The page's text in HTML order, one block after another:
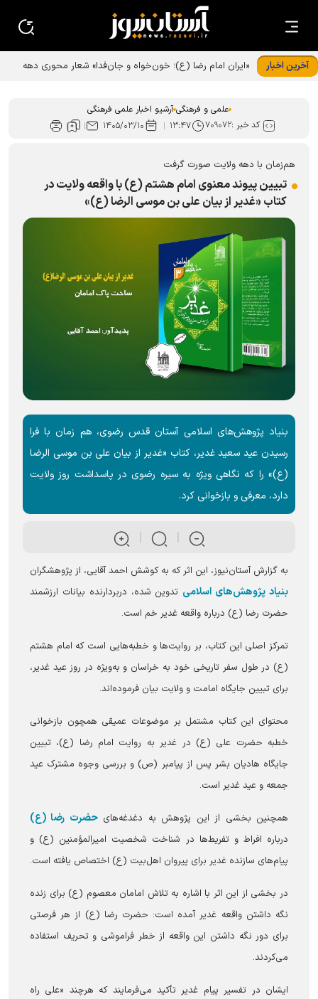
آخرین اخبار
«ایران امام رضا (ع)؛ خون‌خواه و جان‌فدا» شعار محوری دهه
علمی و فرهنگی آرشیو اخبار علمی فرهنگی
کد خبر :۷۰۹۰۷۲ ۱۳:۴۷ ۱۴۰۵/۰۳/۱۰
هم‌زمان با دهه ولایت صورت گرفت
تبیین پیوند معنوی امام هشتم (ع) با واقعه ولایت در
کتاب «غدیر از بیان علی بن موسی الرضا (ع)»
بنیاد پژوهش‌های اسلامی آستان قدس رضوی، هم زمان با فرا
رسیدن عید سعید غدیر، کتاب «غدیر از بیان علی بن موسی الرضا
(ع)» را که نگاهی ویژه به سیره رضوی در پاسداشت روز ولایت
دارد، معرفی و بازخوانی کرد.
به گزارش آستان‌نیوز، این اثر که به کوشش احمد آقایی، از پژوهشگران
بنیاد پژوهش‌های اسلامی تدوین شده، دربردارنده بیانات ارزشمند
حضرت رضا (ع) درباره واقعه غدیر خم است.
تمرکز اصلی این کتاب، بر روایت‌ها و خطبه‌هایی است که امام هشتم
(ع) در طول سفر تاریخی خود به خراسان و به‌ویژه در روز عید غدیر،
برای تبیین جایگاه امامت و ولایت بیان فرموده‌اند.
محتوای این کتاب مشتمل بر موضوعات عمیقی همچون بازخوانی
خطبه حضرت علی (ع) در غدیر به روایت امام رضا (ع)، تبیین
جایگاه هادیان بشر پس از پیامبر (ص) و بررسی وجوه مشترک عید
جمعه و عید غدیر است.
همچنین بخشی از این پژوهش به دغدغه‌هایحضرت رضا (ع)
درباره افراط و تفریط‌ها در شناخت شخصیت امیرالمؤمنین (ع) و
پیام‌های سازنده غدیر برای پیروان اهل‌بیت (ع) اختصاص یافته است.
در بخشی از این اثر با اشاره به تلاش امامان معصوم (ع) برای زنده
نگه داشتن واقعه غدیر آمده است: حضرت رضا (ع) از هر فرصتی
برای دور نگه داشتن این واقعه از خطر فراموشی و تحریف استفاده
می‌کردند.
ایشان در تفسیر پیام غدیر تأکید می‌فرمایند که هرچند «علی راه